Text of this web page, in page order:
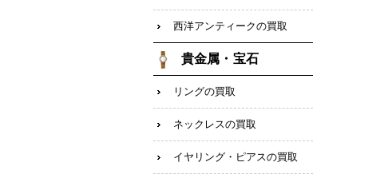
西洋アンティークの買取
貴金属・宝石
リングの買取
ネックレスの買取
イヤリング・ピアスの買取